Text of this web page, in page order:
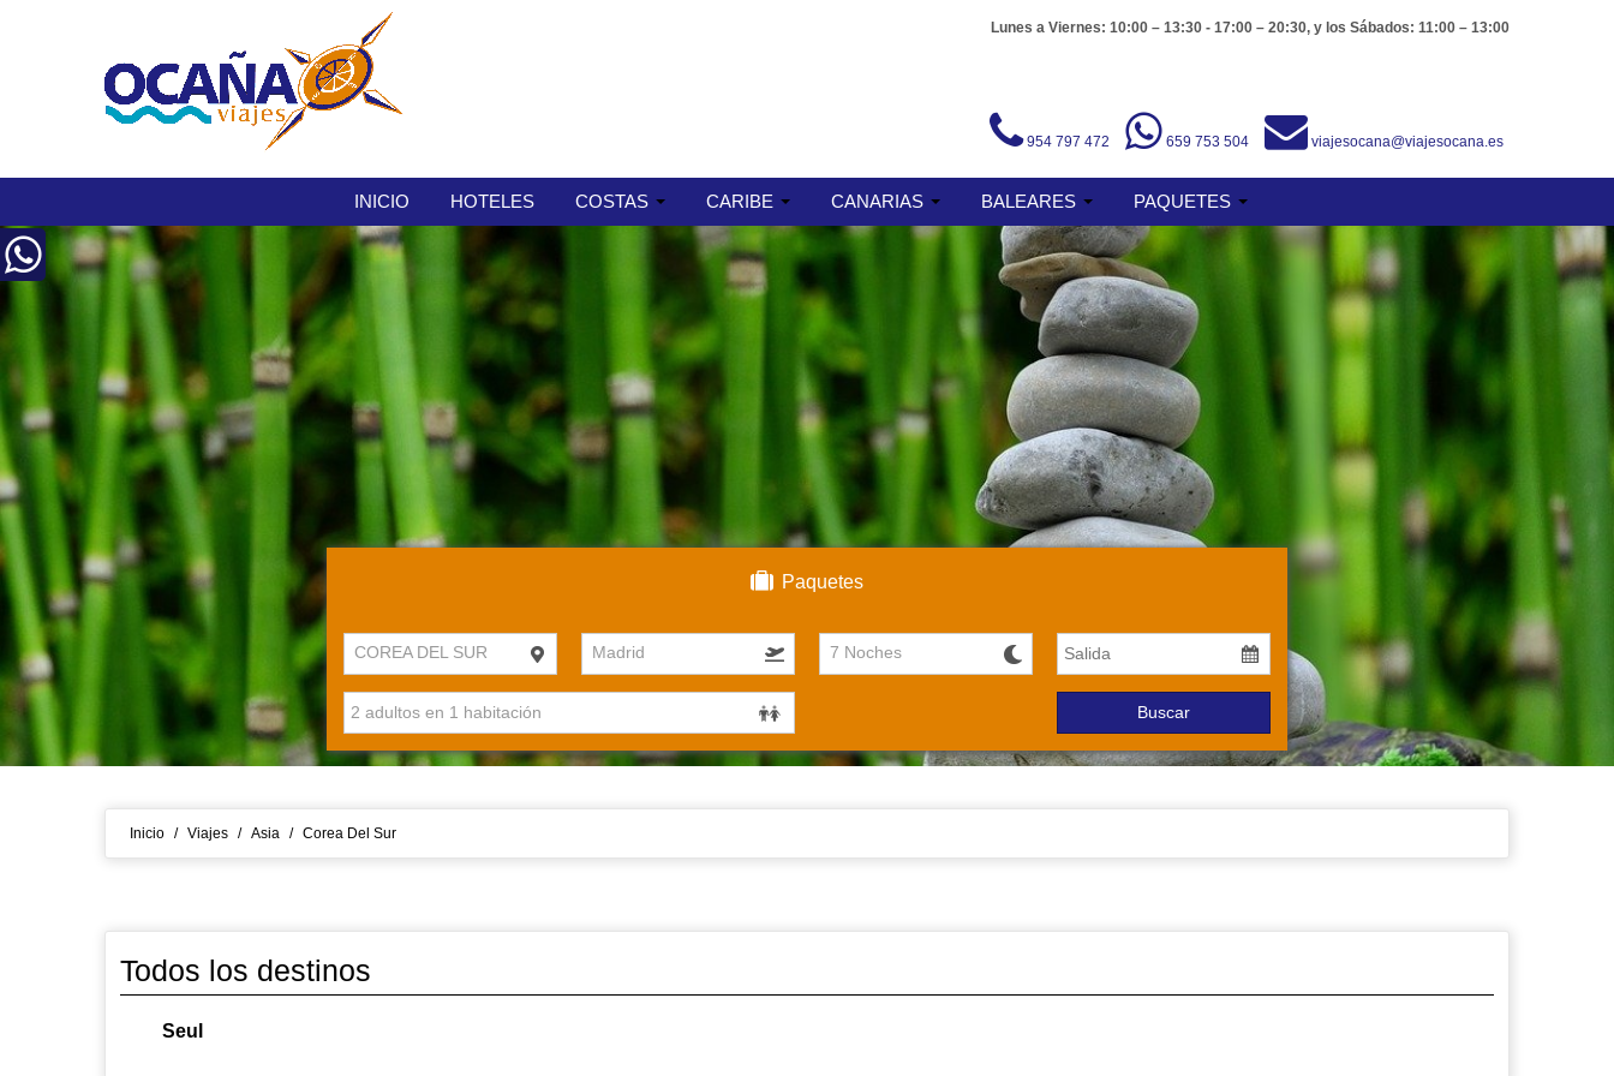
Lunes a Viernes: 10:00 – 13:30 - 17:00 – 20:30, y los Sábados: 11:00 – 13:00
954 797 472 659 753 504 viajesocana@viajesocana.es
INICIO HOTELES COSTAS CARIBE CANARIAS BALEARES PAQUETES
Paquetes
COREA DEL SUR Madrid 7 Noches
Buscar
Inicio / Viajes / Asia / Corea Del Sur
Todos los destinos
Seul